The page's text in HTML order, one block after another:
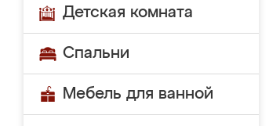
Детская комната
Спальни
Мебель для ванной